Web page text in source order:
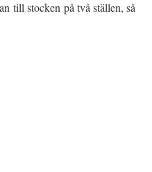
till stocken på två ställen, så